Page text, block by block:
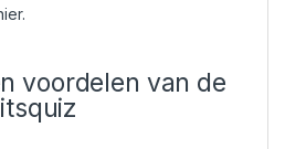
voordelen van de